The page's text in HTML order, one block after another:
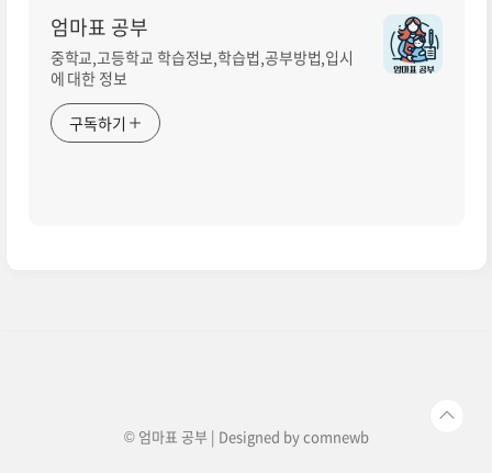
엄마표 공부
중학교,고등학교 학습정보,학습법,공부방법,입시
에 대한 정보
구독하기
© 엄마표 공부 | Designed bycomnewb